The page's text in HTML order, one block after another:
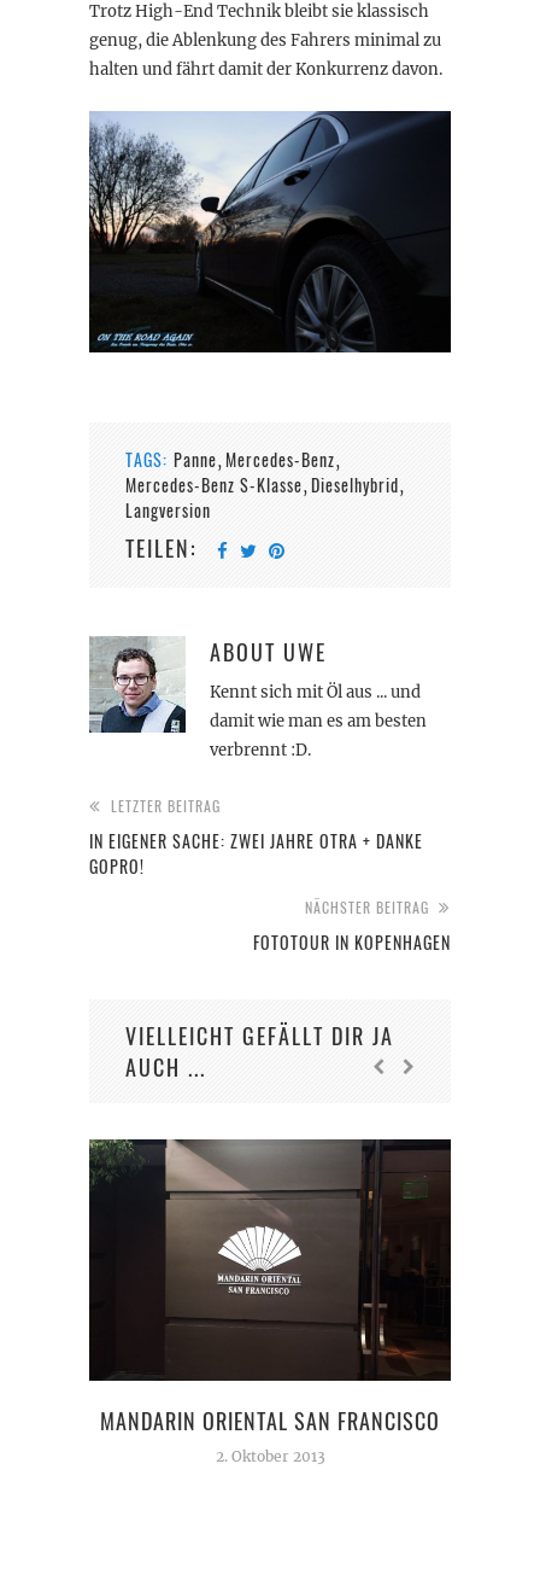
Trotz High-End Technik bleibt sie klassisch
genug, die Ablenkung des Fahrers minimal zu
halten und fährt damit der Konkurrenz davon.
TAGS: Panne,Mercedes-Benz,
Mercedes-Benz S-Klasse,Dieselhybrid,
Langversion
TEILEN:
ABOUT UWE
Kennt sich mit Öl aus ... und
damit wie man es am besten
verbrennt :D.
LETZTER BEITRAG
IN EIGENER SACHE: ZWEI JAHRE OTRA + DANKE
GOPRO!
NÄCHSTER BEITRAG
FOTOTOUR IN KOPENHAGEN
VIELLEICHT GEFÄLLT DIR JA
AUCH ...
MANDARIN ORIENTAL SAN FRANCISCO
2. Oktober 2013